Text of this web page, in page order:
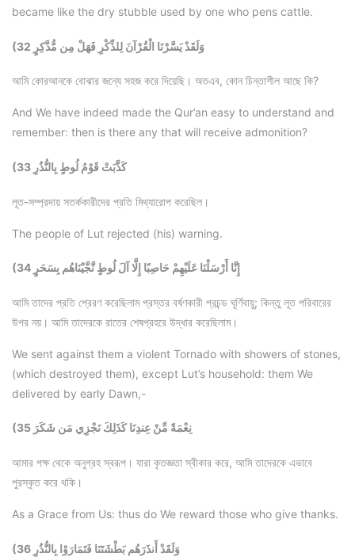
became like the dry stubble used by one who pens cattle.
(32 وَلَقَدْ يَسَّرْنَا الْقُرْآنَ لِلذِّكْرِ فَهَلْ مِن مُّدَّكِرٍ
আমি কোরআনকে বোঝার জন্যে সহজ করে দিয়েছি। অতএব, কোন চিন্তাশীল আছে কি?
And We have indeed made the Qur’an easy to understand and
remember: then is there any that will receive admonition?
(33 كَذَّبَتْ قَوْمُ لُوطٍ بِالنُّذُرِ
লূত-সম্প্রদায় সতর্ককারীদের প্রতি মিথ্যারোপ করেছিল।
The people of Lut rejected (his) warning.
(34 إِنَّا أَرْسَلْنَا عَلَيْهِمْ حَاصِبًا إِلَّا آلَ لُوطٍ نَّجَّيْنَاهُم بِسَحَرٍ
আমি তাদের প্রতি প্রেরণ করেছিলাম প্রস্তর বর্ষণকারী প্রচন্ড ঘূর্ণিবায়ু; কিন্তু লূত পরিবারের
উপর নয়। আমি তাদেরকে রাতের শেষপ্রহরে উদ্ধার করেছিলাম।
We sent against them a violent Tornado with showers of stones,
(which destroyed them), except Lut’s household: them We
delivered by early Dawn,-
(35 نِعْمَةً مِّنْ عِندِنَا كَذَلِكَ نَجْزِي مَن شَكَرَ
আমার পক্ষ থেকে অনুগ্রহ স্বরূপ। যারা কৃতজ্ঞতা স্বীকার করে, আমি তাদেরকে এভাবে
পুরস্কৃত করে থকি।
As a Grace from Us: thus do We reward those who give thanks.
(36 وَلَقَدْ أَنذَرَهُم بَطْشَتَنَا فَتَمَارَوْا بِالنُّذُرِ